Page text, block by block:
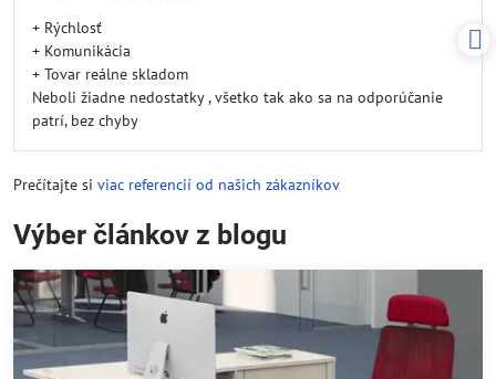
+ Rýchlosť
+ Komunikácia
+ Tovar reálne skladom
Neboli žiadne nedostatky , všetko tak ako sa na odporúčanie
patrí, bez chyby
Prečítajte si viac referencií od našich zákazníkov
Výber článkov z blogu